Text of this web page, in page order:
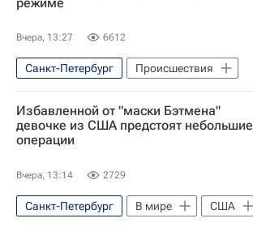
Вчера, 13:27 6612
Санкт-Петербург
Происшествия
Красносельский район
Ленинградская область
Следственный комитет России (СК РФ)
Избавленной от "маски Бэтмена"
девочке из США предстоят небольшие
операции
Вчера, 13:14 2729
Санкт-Петербург В мире
США